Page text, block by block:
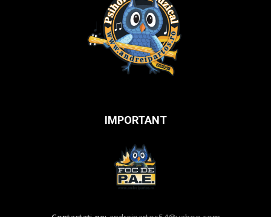
IMPORTANT